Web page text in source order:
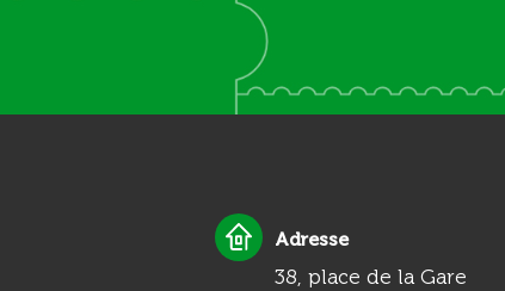
Adresse
38, place de la Gare